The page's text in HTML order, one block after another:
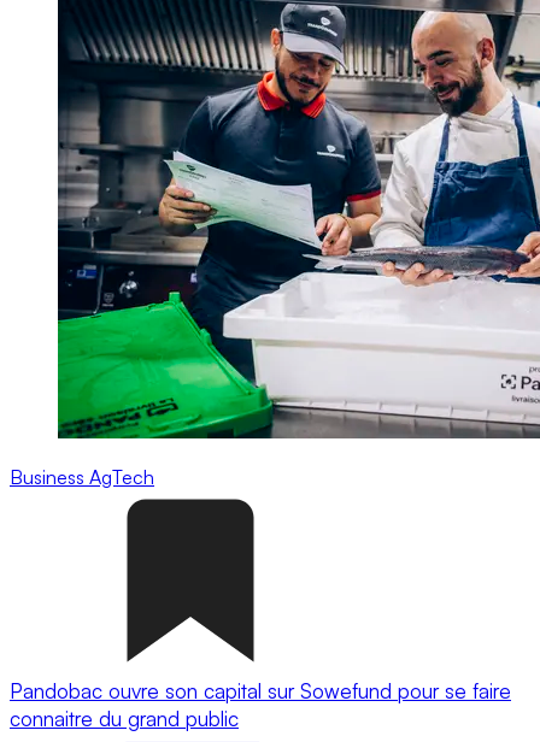
Business AgTech
Pandobac ouvre son capital sur Sowefund pour se faire
connaitre du grand public